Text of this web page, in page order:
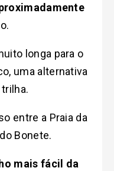
longa para o
uma alternativa
entre a Praia da
Bonete.
mais fácil da